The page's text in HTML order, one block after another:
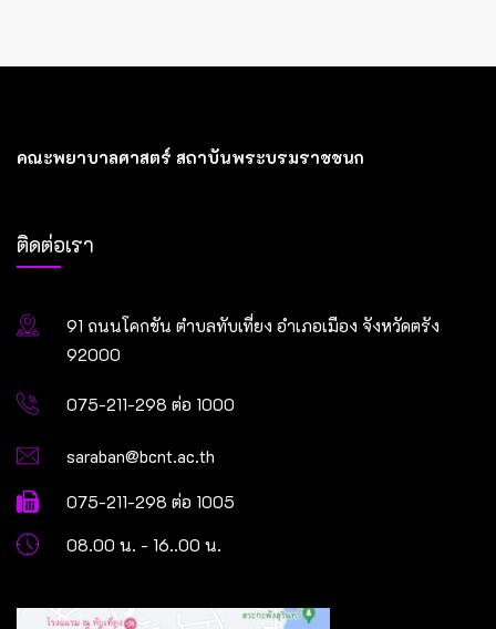
คณะพยาบาลศาสตร์ สถาบันพระบรมราชชนก
ติดต่อเรา
91 ถนนโคกขัน ตำบลทับเที่ยง อำเภอเมือง จังหวัดตรัง
92000
075-211-298 ต่อ 1000
saraban@bcnt.ac.th
075-211-298 ต่อ 1005
08.00 น. - 16..00 น.